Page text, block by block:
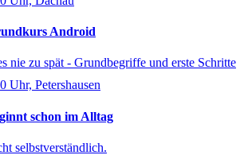
Android
nie zu spät - Grundbegriffe und erste Schritte
Uhr, Petershausen
schon im Alltag
selbstverständlich.